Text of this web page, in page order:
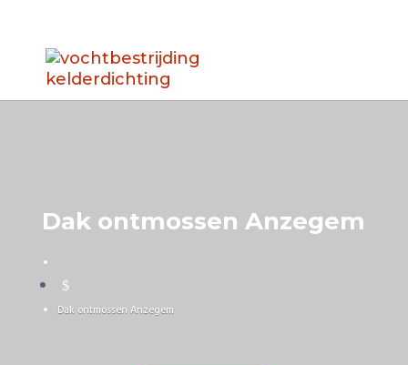
Dak ontmossen Anzegem
$
Dak ontmossen Anzegem